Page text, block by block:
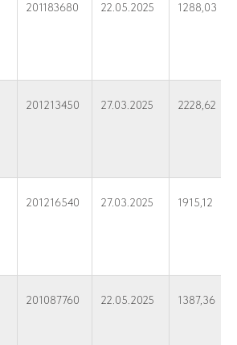
201183680 22.05.2025 1288,03
201213450 27.03.2025 2228,62
201216540 27.03.2025 1915,12
201087760 22.05.2025 1387,36